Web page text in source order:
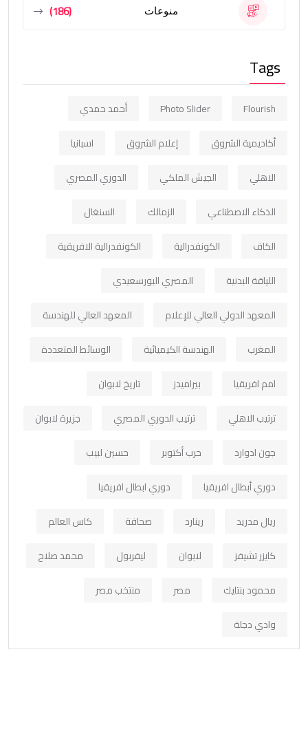
منوعات (186)
Tags
Flourish
Photo Slider
أحمد حمدي
أكاديمية الشروق
إعلام الشروق
اسبانيا
الاهلي
الجيش الملكي
الدوري المصري
الذكاء الاصطناعي
الزمالك
السنغال
الكاف
الكونفدرالية
الكونفدرالية الافريقية
اللياقة البدنية
المصري البورسعيدي
المعهد الدولي العالي للإعلام
المعهد العالي للهندسة
المغرب
الهندسة الكيميائية
الوسائط المتعددة
امم افريقيا
بيراميدز
تاريخ لابوان
ترتيب الاهلي
ترتيب الدوري المصري
جزيرة لابوان
جون ادوارد
حرب أكتوبر
حسين لبيب
دوري أبطال افريقيا
دوري ابطال افريقيا
ريال مدريد
رينارد صحافة
كاس العالم
كايزر تشيفز
لابوان ليفربول
محمد صلاح
محمود بنتايك
مصر
منتخب مصر
وادي دجلة